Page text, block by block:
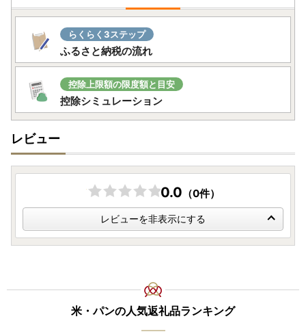
らくらく3ステップ
ふるさと納税の流れ
控除上限額の限度額と目安
控除シミュレーション
レビュー
0.0 （0件）
レビューを非表示にする
米・パンの人気返礼品ランキング